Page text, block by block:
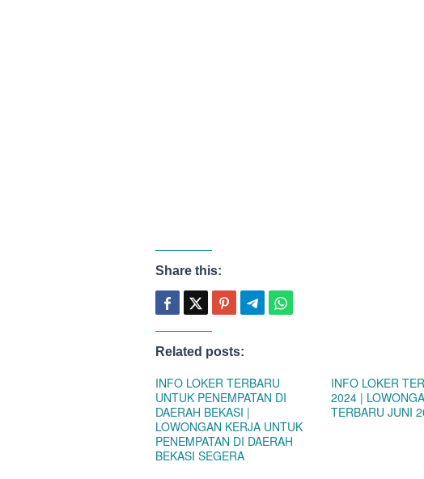
Share this:
Related posts:
INFO LOKER TERBARU
UNTUK PENEMPATAN DI
DAERAH BEKASI |
LOWONGAN KERJA UNTUK
PENEMPATAN DI DAERAH
BEKASI SEGERA
INFO LOKER
2024 |
TERBARU JUNI